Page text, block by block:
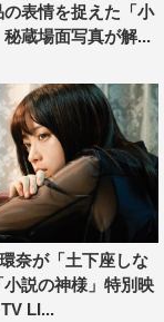
橋本環奈
之助 和久井映
表情を捉えた「小
蔵場面写真が解...
奈が「土下座しな
小説の神様」特別映
LI...